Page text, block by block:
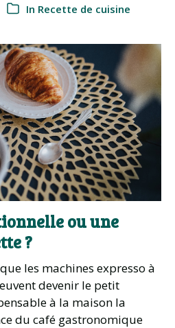
In Recette de cuisine
ou une
?
les machines expresso à
devenir le petit
à la maison la
du café gastronomique